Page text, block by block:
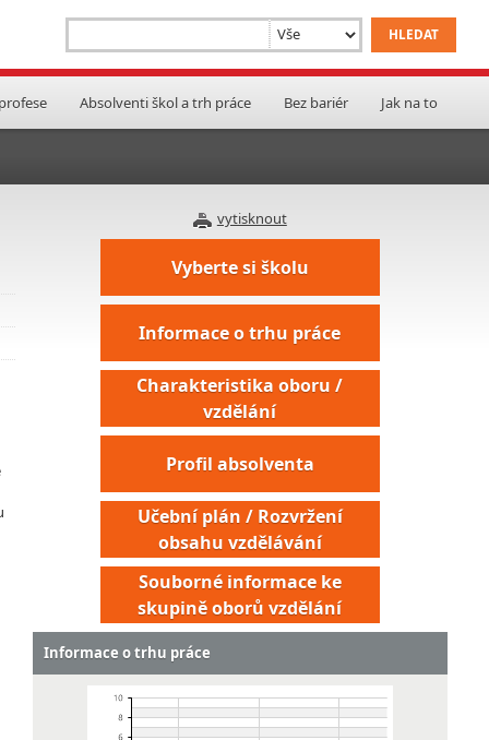
Absolventi škol a trh práce Bez bariér Jak na to
vytisknout
Vyberte si školu
Informace o trhu práce
Charakteristika oboru /
vzdělání
Profil absolventa
Učební plán / Rozvržení
obsahu vzdělávání
Souborné informace ke
skupině oborů vzdělání
Informace o trhu práce